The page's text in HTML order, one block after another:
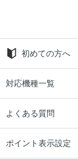
初めての方へ
対応機種一覧
よくある質問
ポイント表示設定